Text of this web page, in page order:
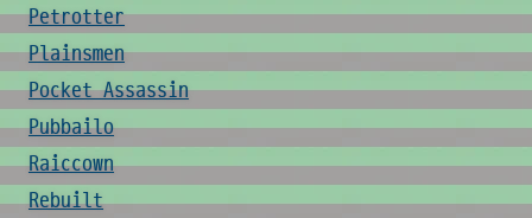
Petrotter
Plainsmen
Pocket Assassin
Pubbailo
Raiccown
Rebuilt